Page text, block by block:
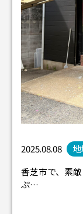
2025.08.08
香芝市で、素
ぷ…